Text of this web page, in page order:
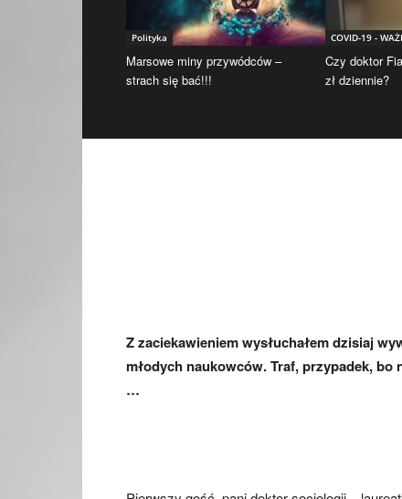
Polityka
Marsowe miny przywódców –
strach się bać!!!
COVID-19 -
Czy doktor
zł dziennie?
Z zaciekawieniem wysłuchałem dzisiaj
młodych naukowców. Traf, przypadek,
…